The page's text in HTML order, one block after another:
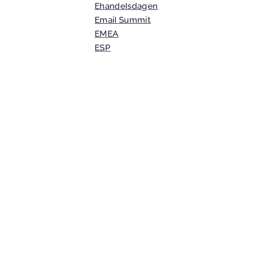
Ehandelsdagen
Email Summit
EMEA
ESP